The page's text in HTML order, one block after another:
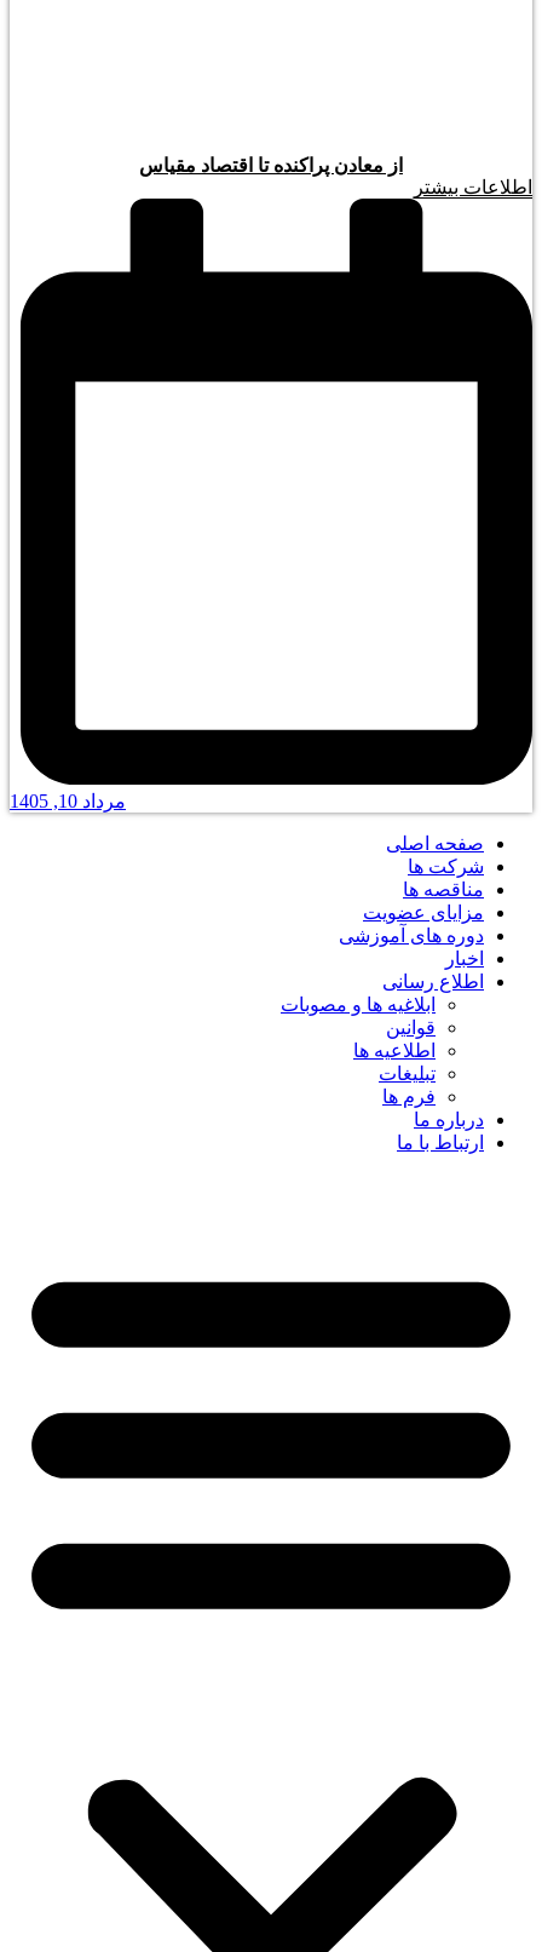
از معادن پراکنده تا اقتصاد مقیاس
اطلاعات بیشتر
مرداد 10, 1405
صفحه اصلی
شرکت ها
مناقصه ها
مزایای عضویت
دوره های آموزشی
اخبار
اطلاع رسانی
ابلاغیه ها و مصوبات
قوانین
اطلاعیه ها
تبلیغات
فرم ها
درباره ما
ارتباط با ما